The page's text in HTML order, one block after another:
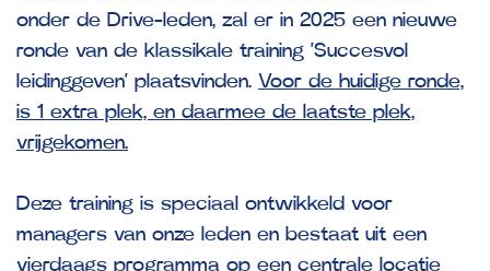
onder de Drive-leden, zal er in 2025 een nieuwe
ronde van de klassikale training ‘Succesvol
leidinggeven’ plaatsvinden. Voor de huidige ronde,
is 1 extra plek, en daarmee de laatste plek,
vrijgekomen.
Deze training is speciaal ontwikkeld voor
managers van onze leden en bestaat uit een
vierdaags programma op een centrale locatie